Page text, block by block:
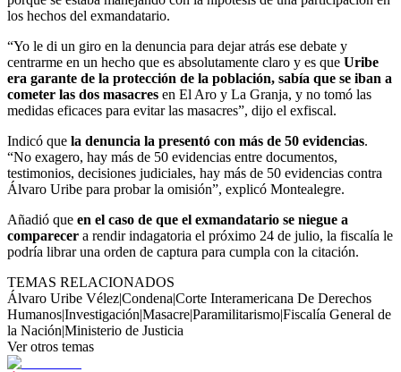
los hechos del exmandatario.
“Yo le di un giro en la denuncia para dejar atrás ese debate y
centrarme en un hecho que es absolutamente claro y es que Uribe
era garante de la protección de la población, sabía que se iban a
cometer las dos masacres en El Aro y La Granja, y no tomó las
medidas eficaces para evitar las masacres”, dijo el exfiscal.
Indicó que la denuncia la presentó con más de 50 evidencias.
“No exagero, hay más de 50 evidencias entre documentos,
testimonios, decisiones judiciales, hay más de 50 evidencias contra
Álvaro Uribe para probar la omisión”, explicó Montealegre.
Añadió que en el caso de que el exmandatario se niegue a
comparecer a rendir indagatoria el próximo 24 de julio, la fiscalía le
podría librar una orden de captura para cumpla con la citación.
TEMAS RELACIONADOS
Álvaro Uribe Vélez|Condena|Corte Interamericana De Derechos
Humanos|Investigación|Masacre|Paramilitarismo|Fiscalía General de
la Nación|Ministerio de Justicia
Ver otros temas